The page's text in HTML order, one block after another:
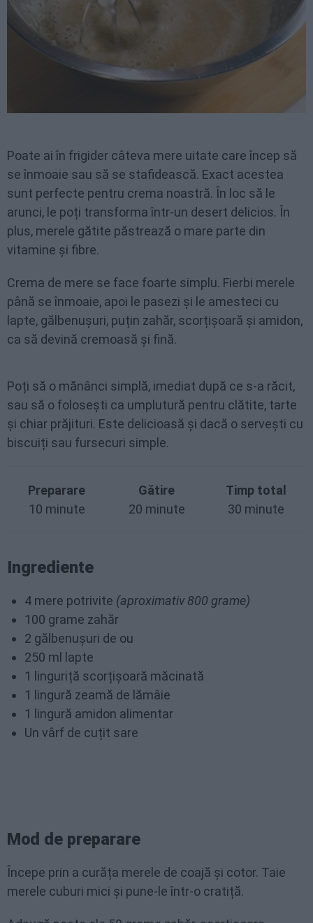
Poate ai în frigider câteva mere uitate care încep să
se înmoaie sau să se stafidească. Exact acestea
sunt perfecte pentru crema noastră. În loc să le
arunci, le poți transforma într-un desert delicios. În
plus, merele gătite păstrează o mare parte din
vitamine și fibre.
Crema de mere se face foarte simplu. Fierbi merele
până se înmoaie, apoi le pasezi și le amesteci cu
lapte, gălbenușuri, puțin zahăr, scorțișoară și amidon,
ca să devină cremoasă și fină.
Poți să o mănânci simplă, imediat după ce s-a răcit,
sau să o folosești ca umplutură pentru clătite, tarte
și chiar prăjituri. Este delicioasă și dacă o servești cu
biscuiți sau fursecuri simple.
Preparare
10 minute
Gătire
20 minute
Timp total
30 minute
Ingrediente
4 mere potrivite (aproximativ 800 grame)
100 grame zahăr
2 gălbenușuri de ou
250 ml lapte
1 linguriță scorțișoară măcinată
1 lingură zeamă de lămâie
1 lingură amidon alimentar
Un vârf de cuțit sare
Mod de preparare
Începe prin a curăța merele de coajă și cotor. Taie
merele cuburi mici și pune-le într-o cratiță.